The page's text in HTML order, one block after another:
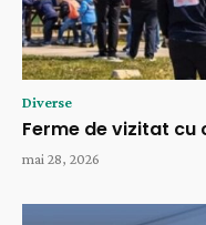
Diverse
Ferme de vizitat cu
mai 28, 2026